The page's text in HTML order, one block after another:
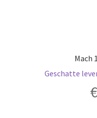
Mach
Geschatte
€